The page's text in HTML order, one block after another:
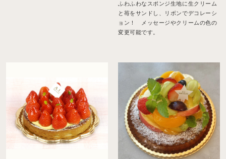
ふわふわなスポンジ生地に生クリーム
と苺をサンドし、リボンでデコレーシ
ョン！ メッセージやクリームの色の
変更可能です。